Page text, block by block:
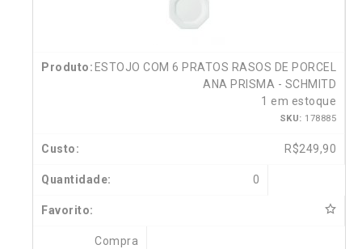
ESTOJO COM 6 PRATOS RASOS DE PORCEL
ANA PRISMA - SCHMITD
1 em estoque
SKU: 178885
R$249,90
0
Compra